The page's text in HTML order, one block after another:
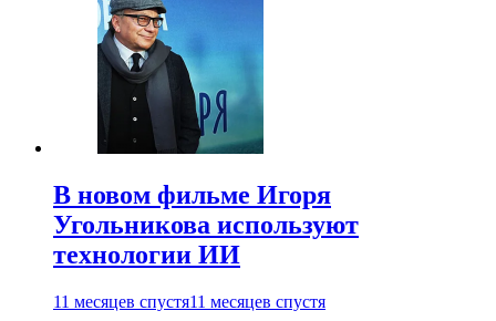
В новом фильме Игоря
Угольникова используют
технологии ИИ
11 месяцев спустя11 месяцев спустя